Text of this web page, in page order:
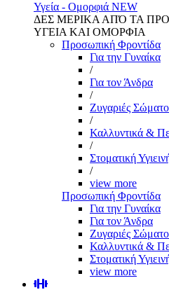
Υγεία - Ομορφιά NEW
ΔΕΣ ΜΕΡΙΚΑ ΑΠΌ ΤΑ
ΥΓΕΙΑ ΚΑΙ ΟΜΟΡΦΙΑ
Προσωπική Φροντίδα
Για την Γυναίκα
/
Για τον Άνδρα
/
Ζυγαριές
/
Καλλυντικά &
/
Στοματική
/
view more
Προσωπική Φροντίδα
Για την Γυναίκα
Για τον Άνδρα
Ζυγαριές
Καλλυντικά &
Στοματική
view more